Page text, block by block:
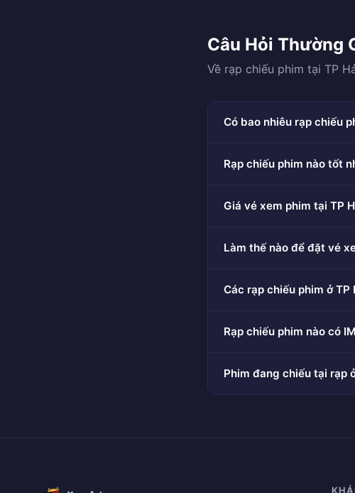
Câu Hỏi Thường
Về rạp chiếu phim tại TP
Có bao nhiêu rạp chiếu
Rạp chiếu phim nào tốt
Giá vé xem phim tại TP
Làm thế nào để đặt vé
Các rạp chiếu phim ở
Rạp chiếu phim nào có
Phim đang chiếu tại rạp